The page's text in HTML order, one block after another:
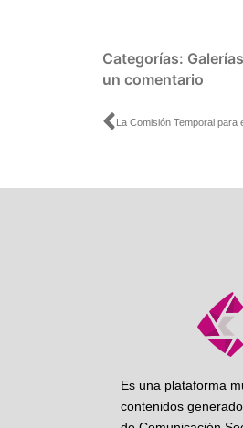
Categorías: Galerías
un comentario
Ant
Es una plataforma
contenidos